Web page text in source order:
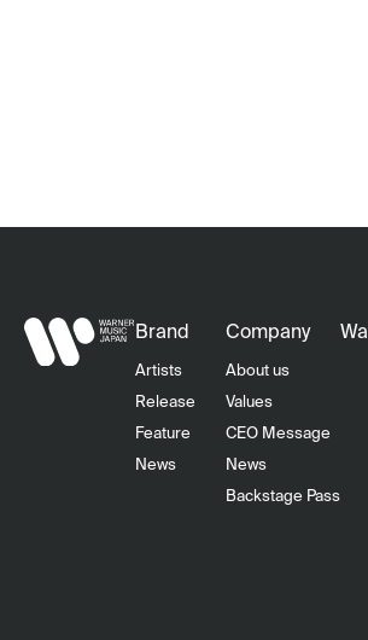
Brand
Artists
Release
Feature
News
Company
About us
Values
CEO Message
News
Backstage Pass